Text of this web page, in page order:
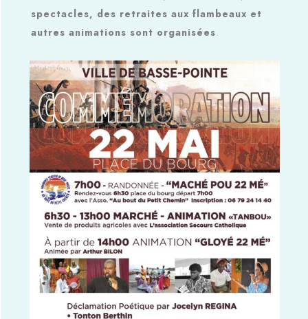
spectacles, des retraites aux flambeaux et
autres animations sont organisées.